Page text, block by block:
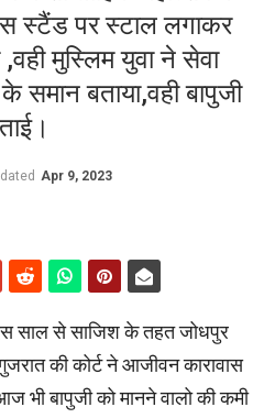
स्टैंड पर स्टाल लगाकर
मुस्लिम युवा ने सेवा
समान बताया,वही बापुजी
Apr 9, 2023
साल से साजिश के तहत जोधपुर
की कोर्ट ने आजीवन कारावास
भी बापुजी को मानने वालो की कमी